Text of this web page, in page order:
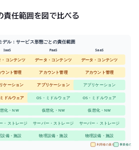
責任範囲を図で比べる
デル：サービス形態ごとの責任範囲
IaaS PaaS SaaS
・コンテンツ データ・コンテンツ データ・コンテンツ
ウント管理 アカウント管理 アカウント管理
ケーション アプリケーション アプリケーション
ドルウェア OS・ミドルウェア OS・ミドルウェア
化・NW 仮想化・NW 仮想化・NW
・ストレージ サーバー・ストレージ サーバー・ストレージ
設備・施設 物理設備・施設 物理設備・施設
利用者の責任 事業者の責任